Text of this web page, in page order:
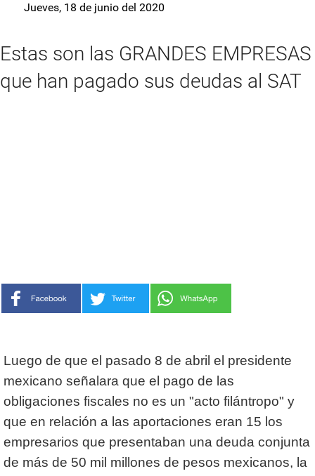
Jueves, 18 de junio del 2020
Estas son las GRANDES EMPRESAS
que han pagado sus deudas al SAT
Luego de que el pasado 8 de abril el presidente
mexicano señalara que el pago de las
obligaciones fiscales no es un "acto filántropo" y
que en relación a las aportaciones eran 15 los
empresarios que presentaban una deuda conjunta
de más de 50 mil millones de pesos mexicanos, la